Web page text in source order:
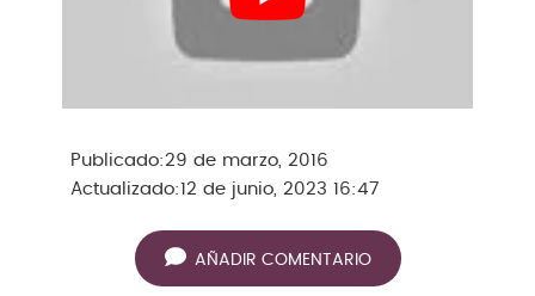
Publicado: 29 de marzo, 2016
Actualizado:12 de junio, 2023 16:47
AÑADIR COMENTARIO